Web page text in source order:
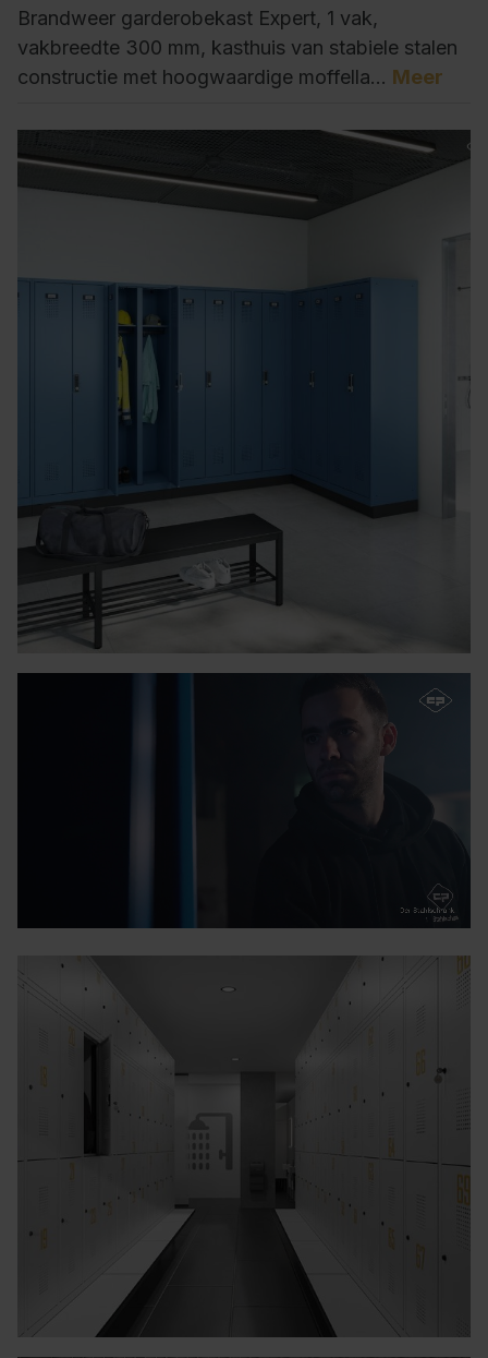
Brandweer garderobekast Expert, 1 vak,
vakbreedte 300 mm, kasthuis van stabiele stalen
constructie met hoogwaardige moffella… Meer